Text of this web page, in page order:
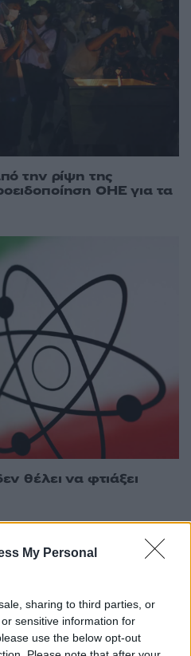
My Personal
sharing to third parties, or
sensitive information for
use the below opt-out
την ρίψη της
OHE για τα
θέλει να φτιάξει